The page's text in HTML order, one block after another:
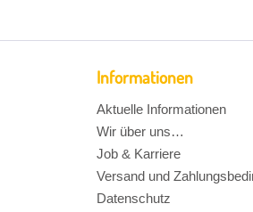
Informationen
Aktuelle Informationen
Wir über uns…
Job & Karriere
Versand und
Datenschutz